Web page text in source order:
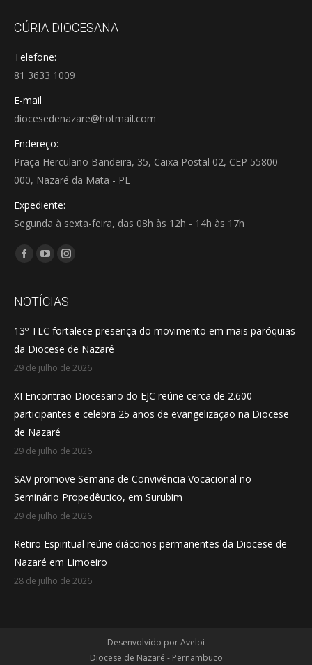
CÚRIA DIOCESANA
Telefone:
81 3633 1009
E-mail
diocesedenazare@hotmail.com
Endereço:
Praça Herculano Bandeira, 35, Caixa Postal 02, CEP 55800 -
000, Nazaré da Mata - PE
Expediente:
Segunda à sexta-feira, das 08h às 12h - 14h às 17h
Encontre-nos em:
Facebook
opens
new
window
YouTube
opens
new
window
Instagram
opens
new
window
NOTÍCIAS
13º TLC fortalece presença do movimento em mais paróquias
da Diocese de Nazaré
29 de julho de 2026
XI Encontrão Diocesano do EJC reúne cerca de 2.600
participantes e celebra 25 anos de evangelização na Diocese
de Nazaré
29 de julho de 2026
SAV promove Semana de Convivência Vocacional no
Seminário Propedêutico, em Surubim
29 de julho de 2026
Retiro Espiritual reúne diáconos permanentes da Diocese de
Nazaré em Limoeiro
28 de julho de 2026
Desenvolvido porAveloi
Diocese de Nazaré - Pernambuco